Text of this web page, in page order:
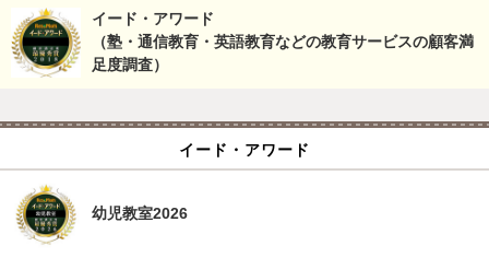
イード・アワード
（塾・通信教育・英語教育などの教育サービスの顧客満
足度調査）
イード・アワード
幼児教室2026